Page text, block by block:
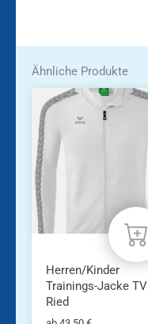
Ähnliche Produkte
Dieses
Produkt
weist
mehrere
Varianten
auf
Produktseite
gewählt
werden
Herren/Kinder
Trainings-Jacke TV
Ried